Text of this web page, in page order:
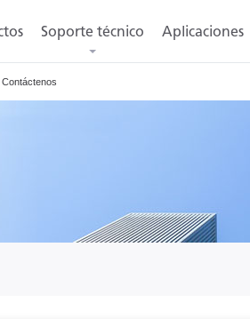
Soporte técnico Aplicaciones
Contáctenos